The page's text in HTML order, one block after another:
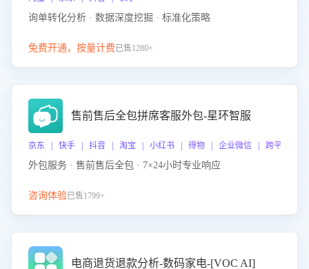
询单转化分析 · 数据深度挖掘 · 标准化策略
免费开通，按量计费已售1280+
售前售后全包拼席客服外包-星环智服
京东 | 快手 | 抖音 | 淘宝 | 小红书 | 得物 | 企业微信 | 跨平台
外包服务 · 售前售后全包 · 7×24小时专业响应
咨询体验已售1799+
电商退货退款分析-数码家电-[VOC AI]